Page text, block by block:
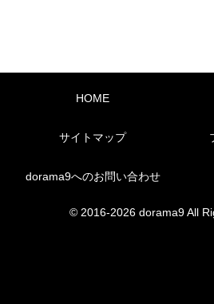
HOME
サイトマップ
dorama9へのお問い合わせ
© 2016-2026 dorama9 All